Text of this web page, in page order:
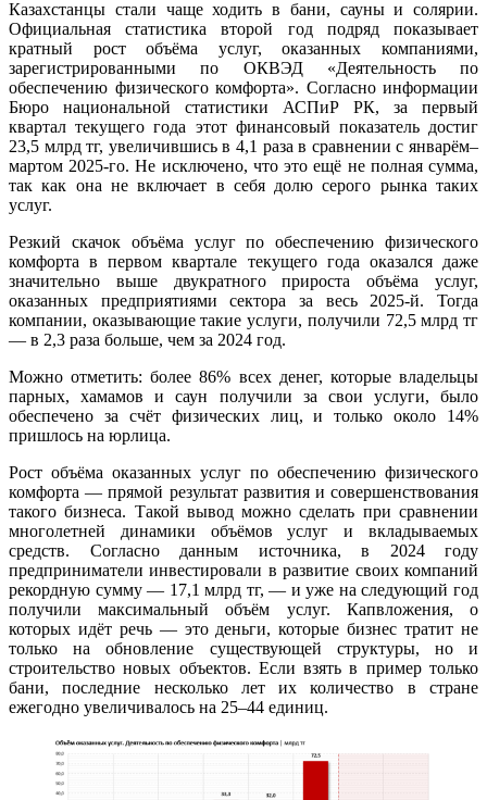
Казахстанцы стали чаще ходить в бани, сауны и солярии.
Официальная статистика второй год подряд показывает
кратный рост объёма услуг, оказанных компаниями,
зарегистрированными по ОКВЭД «Деятельность по
обеспечению физического комфорта». Согласно информации
Бюро национальной статистики АСПиР РК, за первый
квартал текущего года этот финансовый показатель достиг
23,5 млрд тг, увеличившись в 4,1 раза в сравнении с январём–
мартом 2025-го. Не исключено, что это ещё не полная сумма,
так как она не включает в себя долю серого рынка таких
услуг.
Резкий скачок объёма услуг по обеспечению физического
комфорта в первом квартале текущего года оказался даже
значительно выше двукратного прироста объёма услуг,
оказанных предприятиями сектора за весь 2025-й. Тогда
компании, оказывающие такие услуги, получили 72,5 млрд тг
— в 2,3 раза больше, чем за 2024 год.
Можно отметить: более 86% всех денег, которые владельцы
парных, хамамов и саун получили за свои услуги, было
обеспечено за счёт физических лиц, и только около 14%
пришлось на юрлица.
Рост объёма оказанных услуг по обеспечению физического
комфорта — прямой результат развития и совершенствования
такого бизнеса. Такой вывод можно сделать при сравнении
многолетней динамики объёмов услуг и вкладываемых
средств. Согласно данным источника, в 2024 году
предприниматели инвестировали в развитие своих компаний
рекордную сумму — 17,1 млрд тг, — и уже на следующий год
получили максимальный объём услуг. Капвложения, о
которых идёт речь — это деньги, которые бизнес тратит не
только на обновление существующей структуры, но и
строительство новых объектов. Если взять в пример только
бани, последние несколько лет их количество в стране
ежегодно увеличивалось на 25–44 единиц.